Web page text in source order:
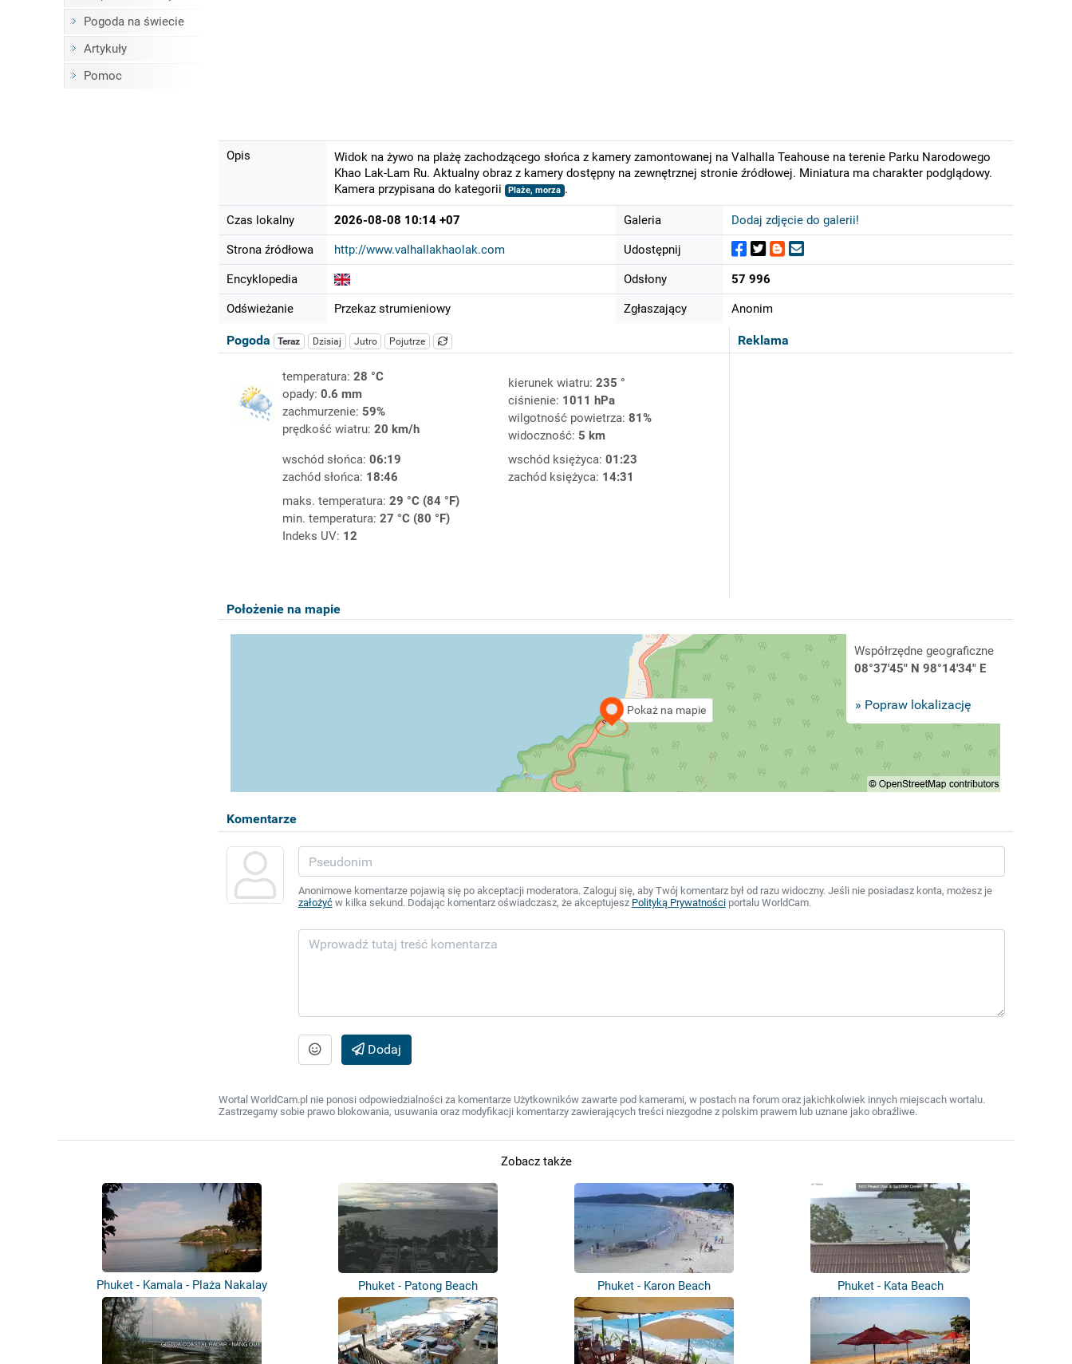
Pogoda na świecie
Artykuły
Pomoc
Opis
Widok na żywo na plażę zachodzącego słońca z kamery zamontowanej na Valhalla Teahouse na terenie Parku Narodowego
Khao Lak-Lam Ru. Aktualny obraz z kamery dostępny na zewnętrznej stronie źródłowej. Miniatura ma charakter podglądowy.
Kamera przypisana do kategorii
Plaże, morza .
Czas lokalny 2026-08-08 10:14 +07
Strona źródłowa http://www.valhallakhaolak.com
Encyklopedia
Odświeżanie Przekaz strumieniowy
Galeria Dodaj zdjęcie do galerii!
Udostępnij
Odsłony 57 996
Zgłaszający Anonim
Reklama
Pogoda Teraz Dzisiaj Jutro Pojutrze
temperatura: 28 °C
opady: 0.6 mm
zachmurzenie: 59%
prędkość wiatru: 20 km/h
kierunek wiatru: 235 °
ciśnienie: 1011 hPa
wilgotność powietrza: 81%
widoczność: 5 km
wschód słońca: 06:19
zachód słońca: 18:46
wschód księżyca: 01:23
zachód księżyca: 14:31
maks. temperatura: 29 °C (84 °F)
min. temperatura: 27 °C (80 °F)
Indeks UV: 12
Położenie na mapie
Pokaż na mapie
Współrzędne geograficzne
08°37'45" N 98°14'34" E
» Popraw lokalizację
Komentarze
Anonimowe komentarze pojawią się po akceptacji moderatora. Zaloguj się, aby Twój komentarz był od razu widoczny. Jeśli nie posiadasz konta, możesz je
założyćw kilka sekund. Dodając komentarz oświadczasz, że akceptujesz Polityką Prywatnościportalu WorldCam.
Dodaj
Wortal WorldCam.pl nie ponosi odpowiedzialności za komentarze Użytkowników zawarte pod kamerami, w postach na forum oraz jakichkolwiek innych miejscach wortalu.
Zastrzegamy sobie prawo blokowania, usuwania oraz modyfikacji komentarzy zawierających treści niezgodne z polskim prawem lub uznane jako obraźliwe.
Zobacz także
Phuket - Kamala - Plaża Nakalay Phuket - Patong Beach Phuket - Karon Beach Phuket - Kata Beach